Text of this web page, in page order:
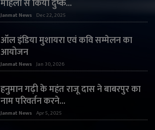
महिला से किया दुष्क...
Janmat News Dec 22, 2025
ऑल इंडिया मुशायरा एवं कवि सम्मेलन का
आयोजन
Janmat News Jan 30, 2026
हनुमान गढ़ी के महंत राजू दास ने बाबरपुर का
नाम परिवर्तन करने...
Janmat News Apr 5, 2025